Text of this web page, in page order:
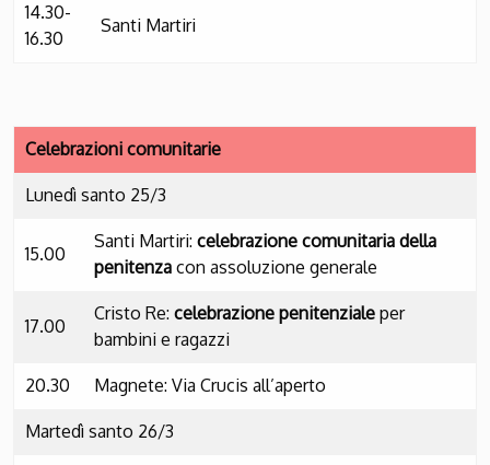
14.30-
16.30
Santi Martiri
Celebrazioni comunitarie
Lunedì santo 25/3
15.00
Santi Martiri: celebrazione comunitaria della
penitenza con assoluzione generale
17.00
Cristo Re: celebrazione penitenziale per
bambini e ragazzi
20.30 Magnete: Via Crucis all’aperto
Martedì santo 26/3